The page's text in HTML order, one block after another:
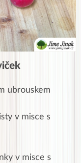
ubrouskem
v misce s
v misce s